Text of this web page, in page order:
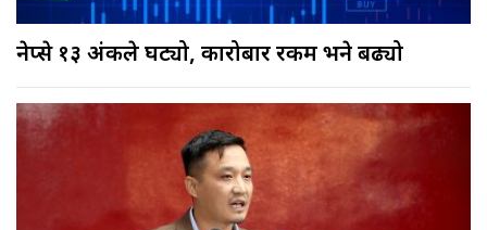
नेप्से १३ अंकले घट्यो, कारोबार रकम भने बढ्यो